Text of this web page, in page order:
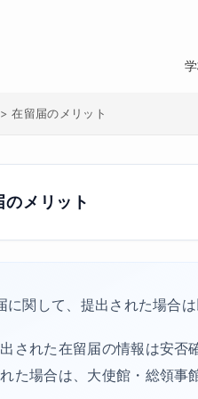
>在留届のメリット
のメリット
に関して、提出された場合
された在留届の情報は安否
た場合は、大使館・総領事